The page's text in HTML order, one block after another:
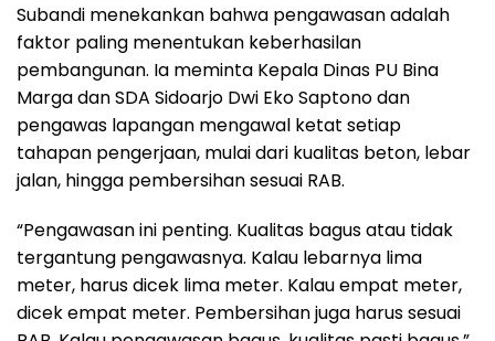
Subandi menekankan bahwa pengawasan adalah
faktor paling menentukan keberhasilan
pembangunan. Ia meminta Kepala Dinas PU Bina
Marga dan SDA Sidoarjo Dwi Eko Saptono dan
pengawas lapangan mengawal ketat setiap
tahapan pengerjaan, mulai dari kualitas beton, lebar
jalan, hingga pembersihan sesuai RAB.
“Pengawasan ini penting. Kualitas bagus atau tidak
tergantung pengawasnya. Kalau lebarnya lima
meter, harus dicek lima meter. Kalau empat meter,
dicek empat meter. Pembersihan juga harus sesuai